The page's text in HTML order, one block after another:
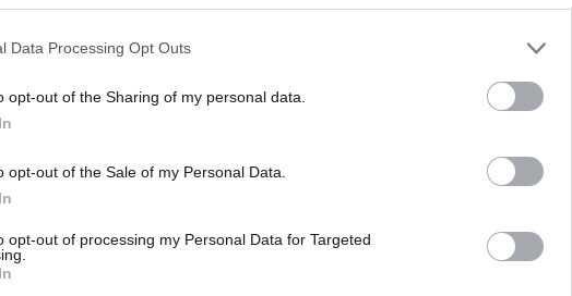
Data Processing Opt Outs
opt-out of the Sharing of my personal data.
opt-out of the Sale of my Personal Data.
opt-out of processing my Personal Data for Targeted